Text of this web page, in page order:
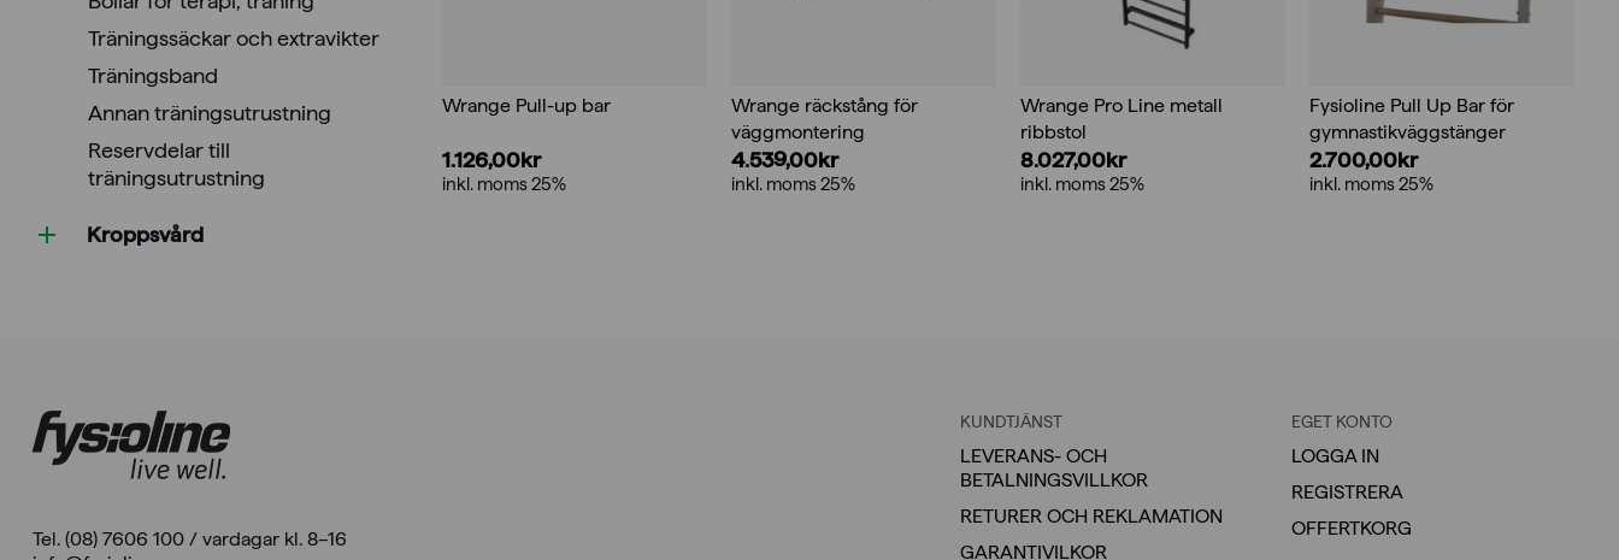
Träningssäckar och extravikter
Träningsband
Annan träningsutrustning
Reservdelar till
träningsutrustning
Kroppsvård
Wrange Pull-up bar
1.126,00kr
inkl. moms 25%
Wrange räckstång för
väggmontering
4.539,00kr
inkl. moms 25%
Wrange Pro Line metall
ribbstol
8.027,00kr
inkl. moms 25%
Fysioline Pull Up Bar för
gymnastikväggstänger
2.700,00kr
inkl. moms 25%
Tel. (08) 7606 100 / vardagar kl. 8–16
KUNDTJÄNST
LEVERANS- OCH
BETALNINGSVILLKOR
RETURER OCH REKLAMATION
GARANTIVILKOR
EGET KONTO
LOGGA IN
REGISTRERA
OFFERTKORG